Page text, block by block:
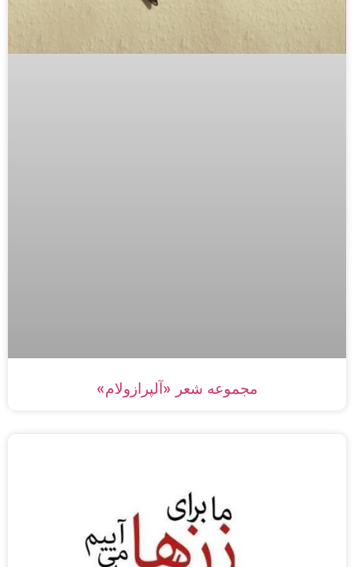
مجموعه شعر «آلپرازولام»